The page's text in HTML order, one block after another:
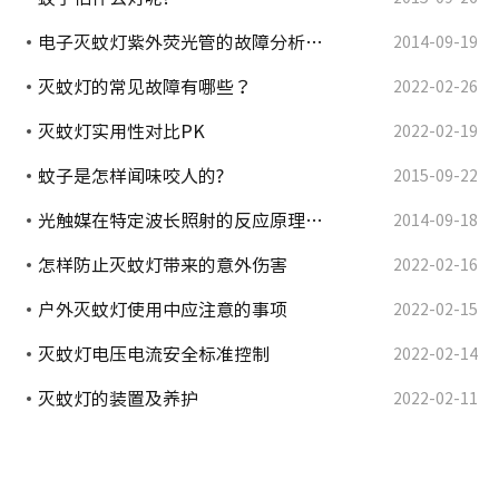
电子灭蚊灯紫外荧光管的故障分析… 2014-09-19
灭蚊灯的常见故障有哪些？ 2022-02-26
灭蚊灯实用性对比PK 2022-02-19
蚊子是怎样闻味咬人的? 2015-09-22
光触媒在特定波长照射的反应原理… 2014-09-18
怎样防止灭蚊灯带来的意外伤害 2022-02-16
户外灭蚊灯使用中应注意的事项 2022-02-15
灭蚊灯电压电流安全标准控制 2022-02-14
灭蚊灯的装置及养护 2022-02-11